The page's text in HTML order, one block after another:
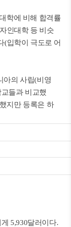
학에 비해 합격률
인대학 등 비슷
(입학이 극도로 어
아의 사립(비영
들과 비교했
지만 등록은 하
5,930달러이다.